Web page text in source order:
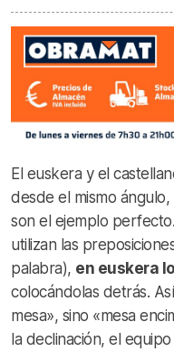
El euskera y el
desde el mismo ángulo,
son el ejemplo
utilizan las
palabra), en euskera
colocándolas detrás.
mesa», sino «mesa
la declinación, el equipo